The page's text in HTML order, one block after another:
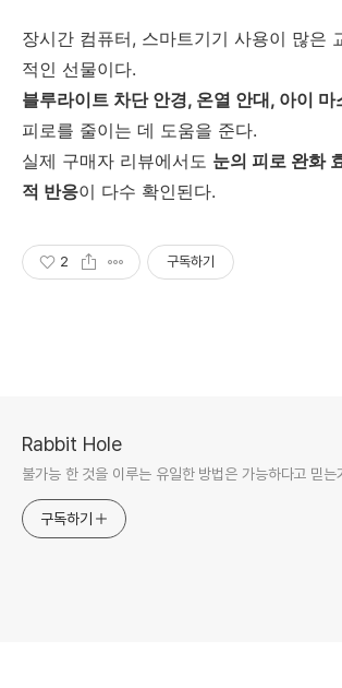
장시간 컴퓨터, 스마트기기 사용이 많은
적인 선물이다.
블루라이트 차단 안경, 온열 안대, 아이 마
피로를 줄이는 데 도움을 준다.
실제 구매자 리뷰에서도 눈의 피로 완화
적 반응이 다수 확인된다.
2 구독하기
Rabbit Hole
불가능 한 것을 이루는 유일한 방법은 가능하다고 믿는
구독하기